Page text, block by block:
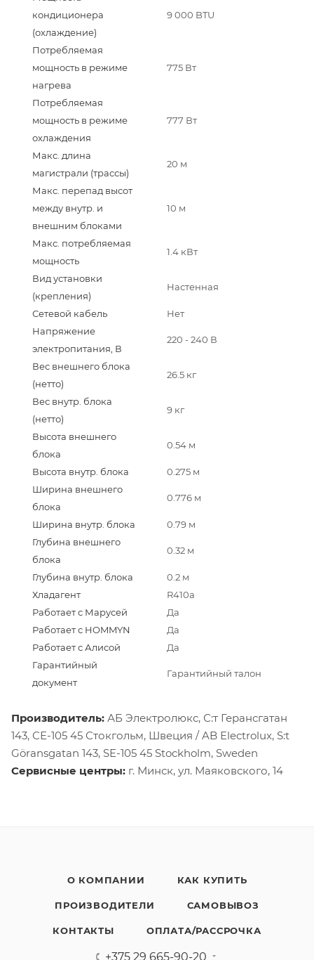
кондиционера
(охлаждение)
9 000 BTU
Потребляемая
мощность в режиме
нагрева
775 Вт
Потребляемая
мощность в режиме
охлаждения
777 Вт
Макс. длина
магистрали (трассы)
20 м
Макс. перепад высот
между внутр. и
внешним блоками
10 м
Макс. потребляемая
мощность
1.4 кВт
Вид установки
(крепления)
Настенная
Сетевой кабель
Нет
Напряжение
электропитания, В
220 - 240 В
Вес внешнего блока
(нетто)
26.5 кг
Вес внутр. блока
(нетто)
9 кг
Высота внешнего
блока
0.54 м
Высота внутр. блока
0.275 м
Ширина внешнего
блока
0.776 м
Ширина внутр. блока
0.79 м
Глубина внешнего
блока
0.32 м
Глубина внутр. блока
0.2 м
Хладагент
R410a
Работает с Марусей
Да
Работает с HOMMYN
Да
Работает с Алисой
Да
Гарантийный
документ
Гарантийный талон
Производитель: АБ Электролюкс, С:т Герансгатан
143, СЕ-105 45 Стокгольм, Швеция / AB Electrolux, S:t
Göransgatan 143, SE-105 45 Stockholm, Sweden
Сервисные центры: г. Минск, ул. Маяковского, 14
О КОМПАНИИ КАК КУПИТЬ
ПРОИЗВОДИТЕЛИ САМОВЫВОЗ
КОНТАКТЫ ОПЛАТА/РАССРОЧКА
+375 29 665-90-20